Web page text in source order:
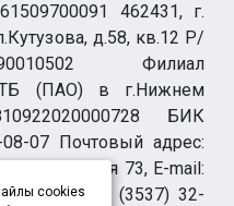
462431, г.
д.58, кв.12 Р/
Филиал
(ПАО) в г.Нижнем
БИК
07 Почтовый адрес:
Орск-19 а/я 73, E-mail:
МОДЕРАЦИИ (3537) 32-
cookies